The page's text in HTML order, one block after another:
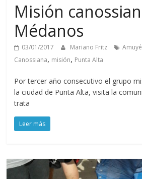
Misión
Médanos
03/01/2017 Mariano Fritz
Canossiana, misión, Punta Alta
Por tercer año consecutivo el grupo
la ciudad de Punta Alta, visita la
trata
Leer más